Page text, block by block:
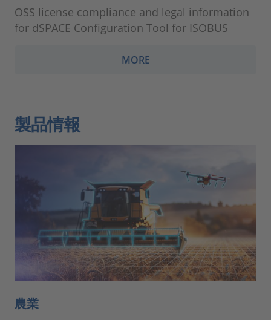
OSS license compliance and legal information
for dSPACE Configuration Tool for ISOBUS
MORE
製品情報
農業